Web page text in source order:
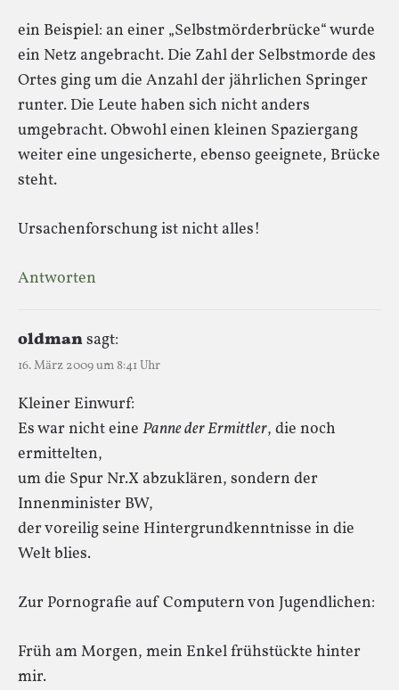
ein Beispiel: an einer „Selbstmörderbrücke“ wurde
ein Netz angebracht. Die Zahl der Selbstmorde des
Ortes ging um die Anzahl der jährlichen Springer
runter. Die Leute haben sich nicht anders
umgebracht. Obwohl einen kleinen Spaziergang
weiter eine ungesicherte, ebenso geeignete, Brücke
steht.
Ursachenforschung ist nicht alles!
Antworten
oldmansagt:
16. März 2009 um 8:41 Uhr
Kleiner Einwurf:
Es war nicht eine Panne der Ermittler, die noch
ermittelten,
um die Spur Nr.X abzuklären, sondern der
Innenminister BW,
der voreilig seine Hintergrundkenntnisse in die
Welt blies.
Zur Pornografie auf Computern von Jugendlichen:
Früh am Morgen, mein Enkel frühstückte hinter
mir.